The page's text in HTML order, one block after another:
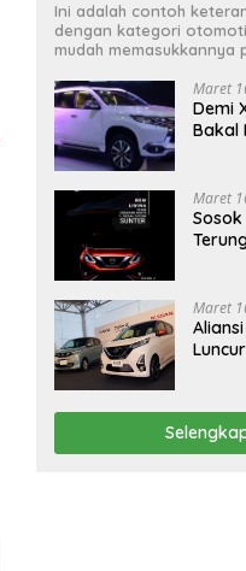
Ini adalah contoh
dengan kategori
mudah memasukkannya
Maret
Demi
Bakal
Maret
Maret